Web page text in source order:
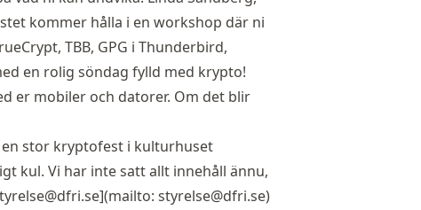
kommer hålla i en workshop där ni
TBB, GPG i Thunderbird,
en rolig söndag fylld med krypto!
er mobiler och datorer. Om det blir
stor kryptofest i kulturhuset
kul. Vi har inte satt allt innehåll ännu,
styrelse@dfri.se)